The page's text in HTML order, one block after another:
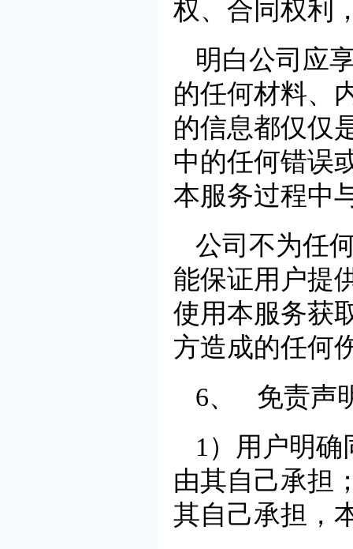
权、合同权利
明白公司应
的任何材料、
的信息都仅仅
中的任何错误
本服务过程中
公司不为任
能保证用户提
使用本服务获
方造成的任何
6、 免责声
1）用户明
由其自己承担
其自己承担，